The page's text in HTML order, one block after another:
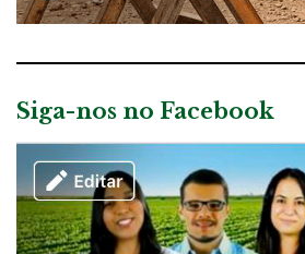
Siga-nos no Facebook